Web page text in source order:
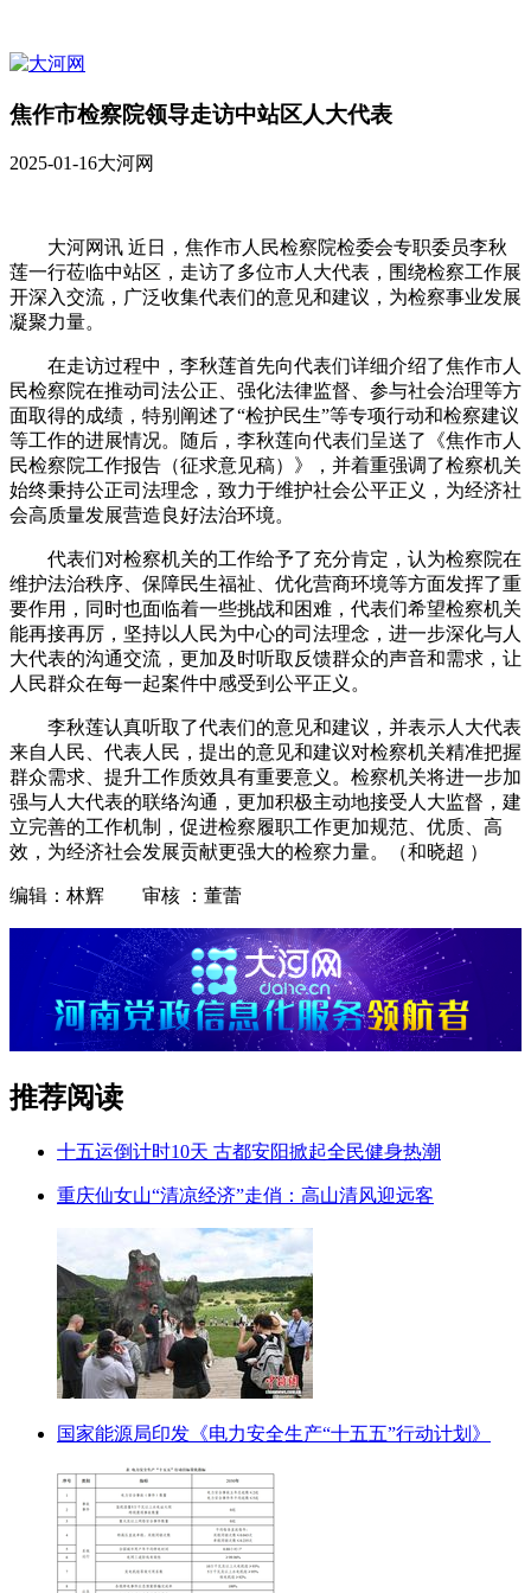
焦作市检察院领导走访中站区人大代表
2025-01-16大河网
大河网讯 近日，焦作市人民检察院检委会专职委员李秋
莲一行莅临中站区，走访了多位市人大代表，围绕检察工作展
开深入交流，广泛收集代表们的意见和建议，为检察事业发展
凝聚力量。
在走访过程中，李秋莲首先向代表们详细介绍了焦作市人
民检察院在推动司法公正、强化法律监督、参与社会治理等方
面取得的成绩，特别阐述了“检护民生”等专项行动和检察建议
等工作的进展情况。随后，李秋莲向代表们呈送了《焦作市人
民检察院工作报告（征求意见稿）》，并着重强调了检察机关
始终秉持公正司法理念，致力于维护社会公平正义，为经济社
会高质量发展营造良好法治环境。
代表们对检察机关的工作给予了充分肯定，认为检察院在
维护法治秩序、保障民生福祉、优化营商环境等方面发挥了重
要作用，同时也面临着一些挑战和困难，代表们希望检察机关
能再接再厉，坚持以人民为中心的司法理念，进一步深化与人
大代表的沟通交流，更加及时听取反馈群众的声音和需求，让
人民群众在每一起案件中感受到公平正义。
李秋莲认真听取了代表们的意见和建议，并表示人大代表
来自人民、代表人民，提出的意见和建议对检察机关精准把握
群众需求、提升工作质效具有重要意义。检察机关将进一步加
强与人大代表的联络沟通，更加积极主动地接受人大监督，建
立完善的工作机制，促进检察履职工作更加规范、优质、高
效，为经济社会发展贡献更强大的检察力量。（和晓超 ）
编辑：林辉 审核 ：董蕾
推荐阅读
十五运倒计时10天 古都安阳掀起全民健身热潮
重庆仙女山“清凉经济”走俏：高山清风迎远客
国家能源局印发《电力安全生产“十五五”行动计划》